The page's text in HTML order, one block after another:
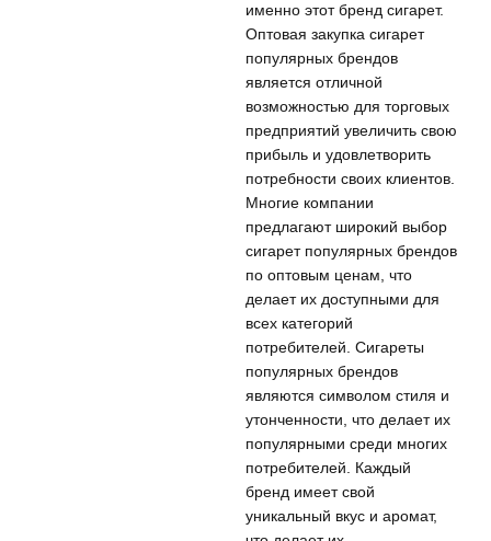
именно этот бренд сигарет.
Оптовая закупка сигарет
популярных брендов
является отличной
возможностью для торговых
предприятий увеличить свою
прибыль и удовлетворить
потребности своих клиентов.
Многие компании
предлагают широкий выбор
сигарет популярных брендов
по оптовым ценам, что
делает их доступными для
всех категорий
потребителей. Сигареты
популярных брендов
являются символом стиля и
утонченности, что делает их
популярными среди многих
потребителей. Каждый
бренд имеет свой
уникальный вкус и аромат,